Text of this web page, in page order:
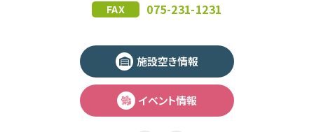
FAX 075-231-1231
施設空き情報
イベント情報